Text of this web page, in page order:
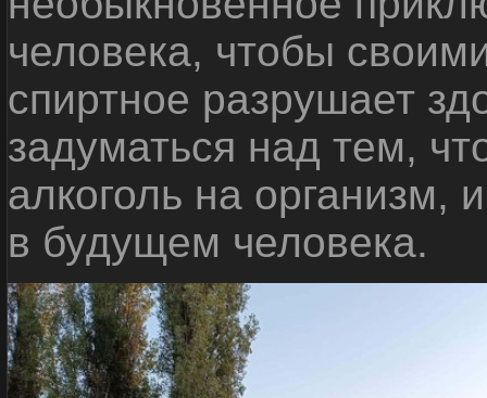
человека, чтобы
спиртное разрушает
задуматься над тем,
алкоголь на организм,
в будущем человека.